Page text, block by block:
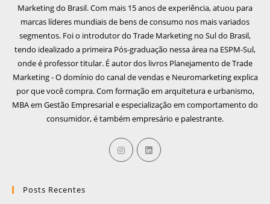
Marketing do Brasil. Com mais 15 anos de experiência, atuou para
marcas líderes mundiais de bens de consumo nos mais variados
segmentos. Foi o introdutor do Trade Marketing no Sul do Brasil,
tendo idealizado a primeira Pós-graduação nessa área na ESPM-Sul,
onde é professor titular. É autor dos livros Planejamento de Trade
Marketing - O domínio do canal de vendas e Neuromarketing explica
por que você compra. Com formação em arquitetura e urbanismo,
MBA em Gestão Empresarial e especialização em comportamento do
consumidor, é também empresário e palestrante.
Posts Recentes